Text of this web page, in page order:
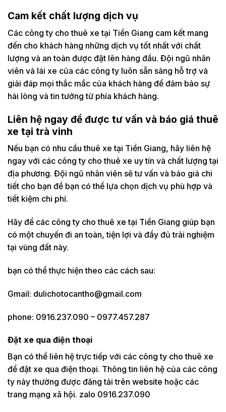
Cam kết chất lượng dịch vụ
Các công ty cho thuê xe tại Tiền Giang cam kết mang
đến cho khách hàng những dịch vụ tốt nhất với chất
lượng và an toàn được đặt lên hàng đầu. Đội ngũ nhân
viên và lái xe của các công ty luôn sẵn sàng hỗ trợ và
giải đáp mọi thắc mắc của khách hàng để đảm bảo sự
hài lòng và tin tưởng từ phía khách hàng.
Liên hệ ngay để được tư vấn và báo giá thuê
xe tại trà vinh
Nếu bạn có nhu cầu thuê xe tại Tiền Giang, hãy liên hệ
ngay với các công ty cho thuê xe uy tín và chất lượng tại
địa phương. Đội ngũ nhân viên sẽ tư vấn và báo giá chi
tiết cho bạn để bạn có thể lựa chọn dịch vụ phù hợp và
tiết kiệm chi phí.
Hãy để các công ty cho thuê xe tại Tiền Giang giúp bạn
có một chuyến đi an toàn, tiện lợi và đầy đủ trải nghiệm
tại vùng đất này.
bạn có thể thực hiện theo các cách sau:
Gmail: dulichotocantho@gmail.com
phone: 0916.237.090 – 0977.457.287
Đặt xe qua điện thoại
Bạn có thể liên hệ trực tiếp với các công ty cho thuê xe
để đặt xe qua điện thoại. Thông tin liên hệ của các công
ty này thường được đăng tải trên website hoặc các
trang mạng xã hội. zalo 0916.237.090